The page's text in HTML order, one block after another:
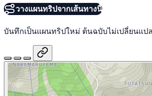
วางแผนทริปจากเส้นทางนี้
บันทึกเป็นแผนทริปใหม่ ต้นฉบับไม่เปลี่ยนแป